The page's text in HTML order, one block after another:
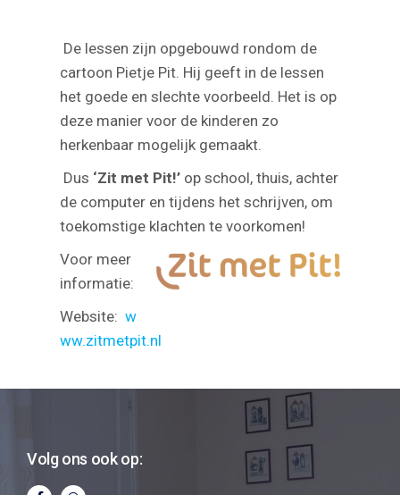
De lessen zijn opgebouwd rondom de
cartoon Pietje Pit. Hij geeft in de lessen
het goede en slechte voorbeeld. Het is op
deze manier voor de kinderen zo
herkenbaar mogelijk gemaakt.
Dus ‘Zit met Pit!’ op school, thuis, achter
de computer en tijdens het schrijven, om
toekomstige klachten te voorkomen!
Voor meer
informatie:
Website: w
ww.zitmetpit.nl
Volg ons ook op: